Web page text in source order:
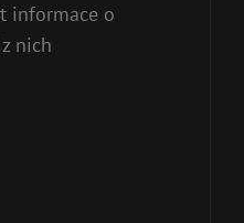
informace o
nich